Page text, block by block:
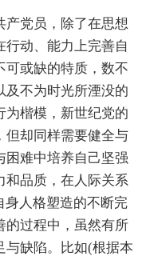
党员，除了在思想
行动、能力上完善自
可或缺的特质，数不
及不为时光所湮没的
为楷模，新世纪党的
但却同样需要健全与
困难中培养自己坚强
和品质，在人际关系
身人格塑造的不断完
的过程中，虽然有所
与缺陷。比如(根据本